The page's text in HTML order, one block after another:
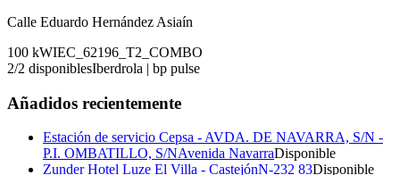
Calle Eduardo Hernández Asiaín
100 kWIEC_62196_T2_COMBO
2/2 disponiblesIberdrola | bp pulse
Añadidos recientemente
Estación de servicio Cepsa - AVDA. DE NAVARRA, S/N -
P.I. OMBATILLO, S/NAvenida NavarraDisponible
Zunder Hotel Luze El Villa - CastejónN-232 83Disponible